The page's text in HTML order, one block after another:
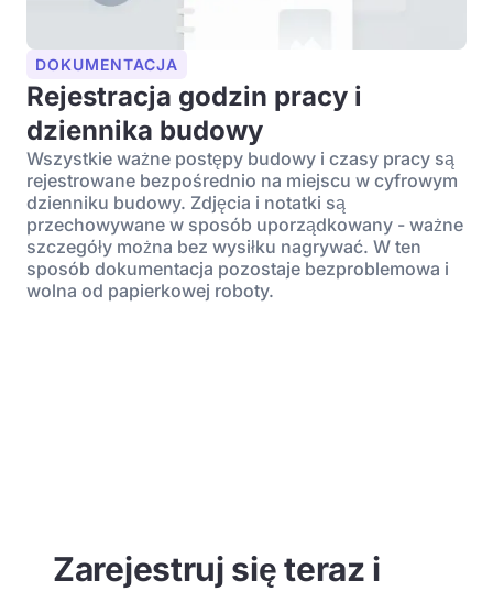
DOKUMENTACJA
Rejestracja godzin pracy i
dziennika budowy
Wszystkie ważne postępy budowy i czasy pracy są
rejestrowane bezpośrednio na miejscu w cyfrowym
dzienniku budowy. Zdjęcia i notatki są
przechowywane w sposób uporządkowany - ważne
szczegóły można bez wysiłku nagrywać. W ten
sposób dokumentacja pozostaje bezproblemowa i
wolna od papierkowej roboty.
Zarejestruj się teraz i